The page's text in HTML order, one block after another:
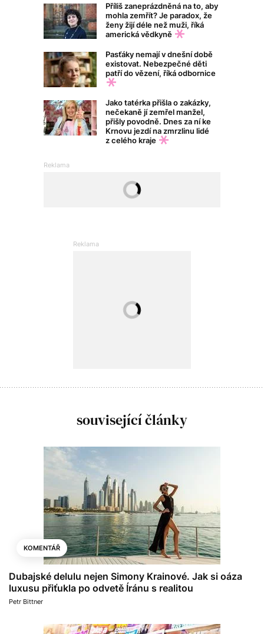
Příliš zaneprázdněná na to, aby
mohla zemřít? Je paradox, že
ženy žijí déle než muži, říká
americká vědkyně
Pasťáky nemají v dnešní době
existovat. Nebezpečné děti
patří do vězení, říká odbornice
Jako tatérka přišla o zakázky,
nečekaně jí zemřel manžel,
přišly povodně. Dnes za ní ke
Krnovu jezdí na zmrzlinu lidé
z celého kraje
související články
KOMENTÁŘ
Dubajské delulu nejen Simony Krainové. Jak si oáza
luxusu přiťukla po odvetě Íránu s realitou
Petr Bittner